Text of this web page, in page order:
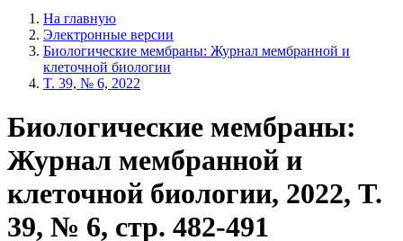
На главную
Электронные версии
Биологические мембраны: Журнал мембранной и
клеточной биологии
T. 39, № 6, 2022
Биологические мембраны:
Журнал мембранной и
клеточной биологии, 2022, T.
39, № 6, стр. 482-491